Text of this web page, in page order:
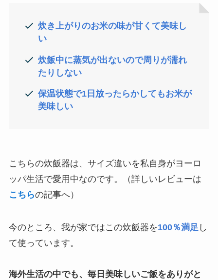
炊き上がりのお米の味が甘くて美味し
い
炊飯中に蒸気が出ないので周りが濡れ
たりしない
保温状態で1日放ったらかしてもお米が
美味しい
こちらの炊飯器は、サイズ違いを私自身がヨーロ
ッパ生活で愛用中なのです。（詳しいレビューは
こちらの記事へ）
今のところ、我が家ではこの炊飯器を100％満足し
て使っています。
海外生活の中でも、毎日美味しいご飯をありがと